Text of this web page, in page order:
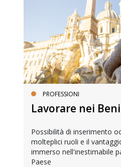
PROFESSIONI
Lavorare nei
Possibilità di inserimento
molteplici ruoli e il
immerso nell'inestimabile
Paese